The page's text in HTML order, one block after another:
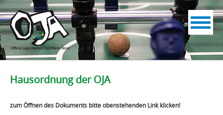
Menu
Startseite
Einrichtung
Hausordnung der OJA
zum Öffnen des Dokuments bitte obenstehenden Link klicken!